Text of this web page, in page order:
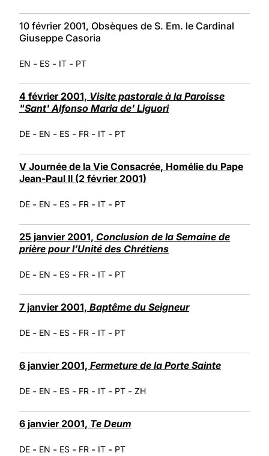
10 février 2001, Obsèques de S. Em. le Cardinal
Giuseppe Casoria
EN - ES - IT - PT
4 février 2001, Visite pastorale à la Paroisse
"Sant' Alfonso Maria de' Liguori
DE - EN - ES - FR - IT - PT
V Journée de la Vie Consacrée, Homélie du Pape
Jean-Paul II (2 février 2001)
DE - EN - ES - FR - IT - PT
25 janvier 2001, Conclusion de la Semaine de
prière pour l’Unité des Chrétiens
DE - EN - ES - FR - IT - PT
7 janvier 2001, Baptême du Seigneur
DE - EN - ES - FR - IT - PT
6 janvier 2001, Fermeture de la Porte Sainte
DE - EN - ES - FR - IT - PT - ZH
6 janvier 2001, Te Deum
DE - EN - ES - FR - IT - PT